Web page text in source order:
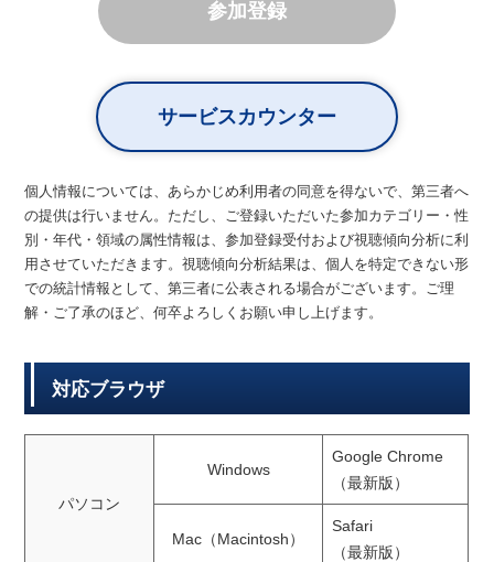
参加登録
サービスカウンター
個人情報については、あらかじめ利用者の同意を得ないで、第三者へ
の提供は行いません。ただし、ご登録いただいた参加カテゴリー・性
別・年代・領域の属性情報は、参加登録受付および視聴傾向分析に利
用させていただきます。視聴傾向分析結果は、個人を特定できない形
での統計情報として、第三者に公表される場合がございます。ご理
解・ご了承のほど、何卒よろしくお願い申し上げます。
対応ブラウザ
パソコン
Windows
Google Chrome
（最新版）
Mac（Macintosh）
Safari
（最新版）